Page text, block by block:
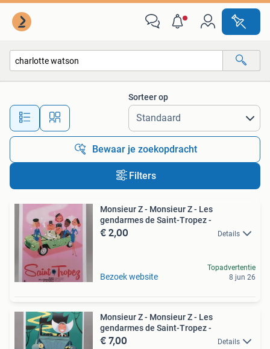
Alle afstanden…
Sorteer op
Bewaar je zoekopdracht
Filters
Monsieur Z - Monsieur Z - Les
gendarmes de Saint-Tropez -
€ 2,00 Details
Bezoek website
Topadvertentie
8 jun 26
Monsieur Z - Monsieur Z - Les
gendarmes de Saint-Tropez -
€ 7,00 Details